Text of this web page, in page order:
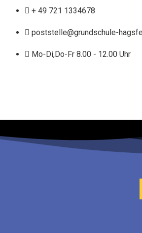
+ 49 721 1334678
poststelle@grundschule-
Mo-Di,Do-Fr 8.00 - 12.00 Uhr